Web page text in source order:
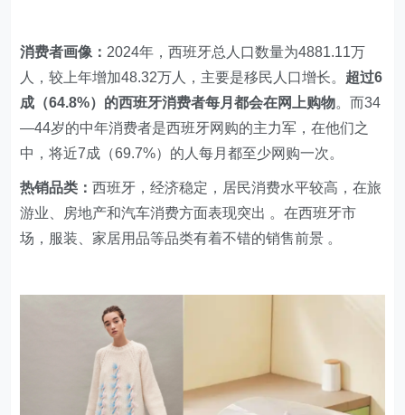
消费者画像：‌ 2024年，西班牙总人口数量为4881.11万
人，较上年增加48.32万人，主要是移民人口增长。 超过6
成（64.8%）的西班牙消费者每月都会在网上购物。而34
—44岁的中年消费者是西班牙网购的主力军，在他们之
中，将近7成（69.7%）的人每月都至少网购一次。
热销品类：西班牙，经济稳定，居民消费水平较高，在旅
游业、房地产和汽车消费方面表现突出 。在西班牙市
场，服装、家居用品等品类有着不错的销售前景 。